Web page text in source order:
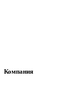
Компания